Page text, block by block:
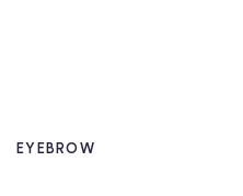
EYEBROW